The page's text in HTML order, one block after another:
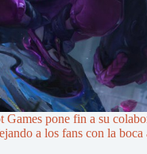
Games pone fin a su
a los fans con la boca